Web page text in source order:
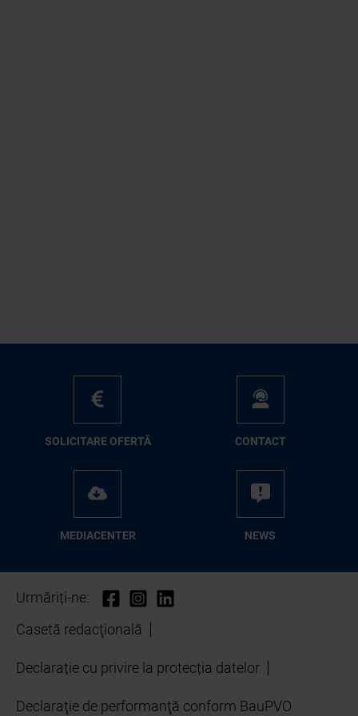
SO­LI­CI­TA­RE OFER­TĂ CON­TA­CT
ME­D­IA­CEN­TER NEWS
Urmăriți-ne:
Casetă redacţională
Declarație cu privire la protecția datelor
Declaraţie de performanţă conform BauPVO